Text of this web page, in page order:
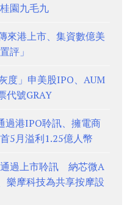
園九毛九
來港上市、集資數億美
評」
度」申美股IPO、AUM
號GRAY
過港IPO聆訊、擁電商
5月溢利1.25億人幣
過上市聆訊 納芯微A
樂摩科技為共享按摩設